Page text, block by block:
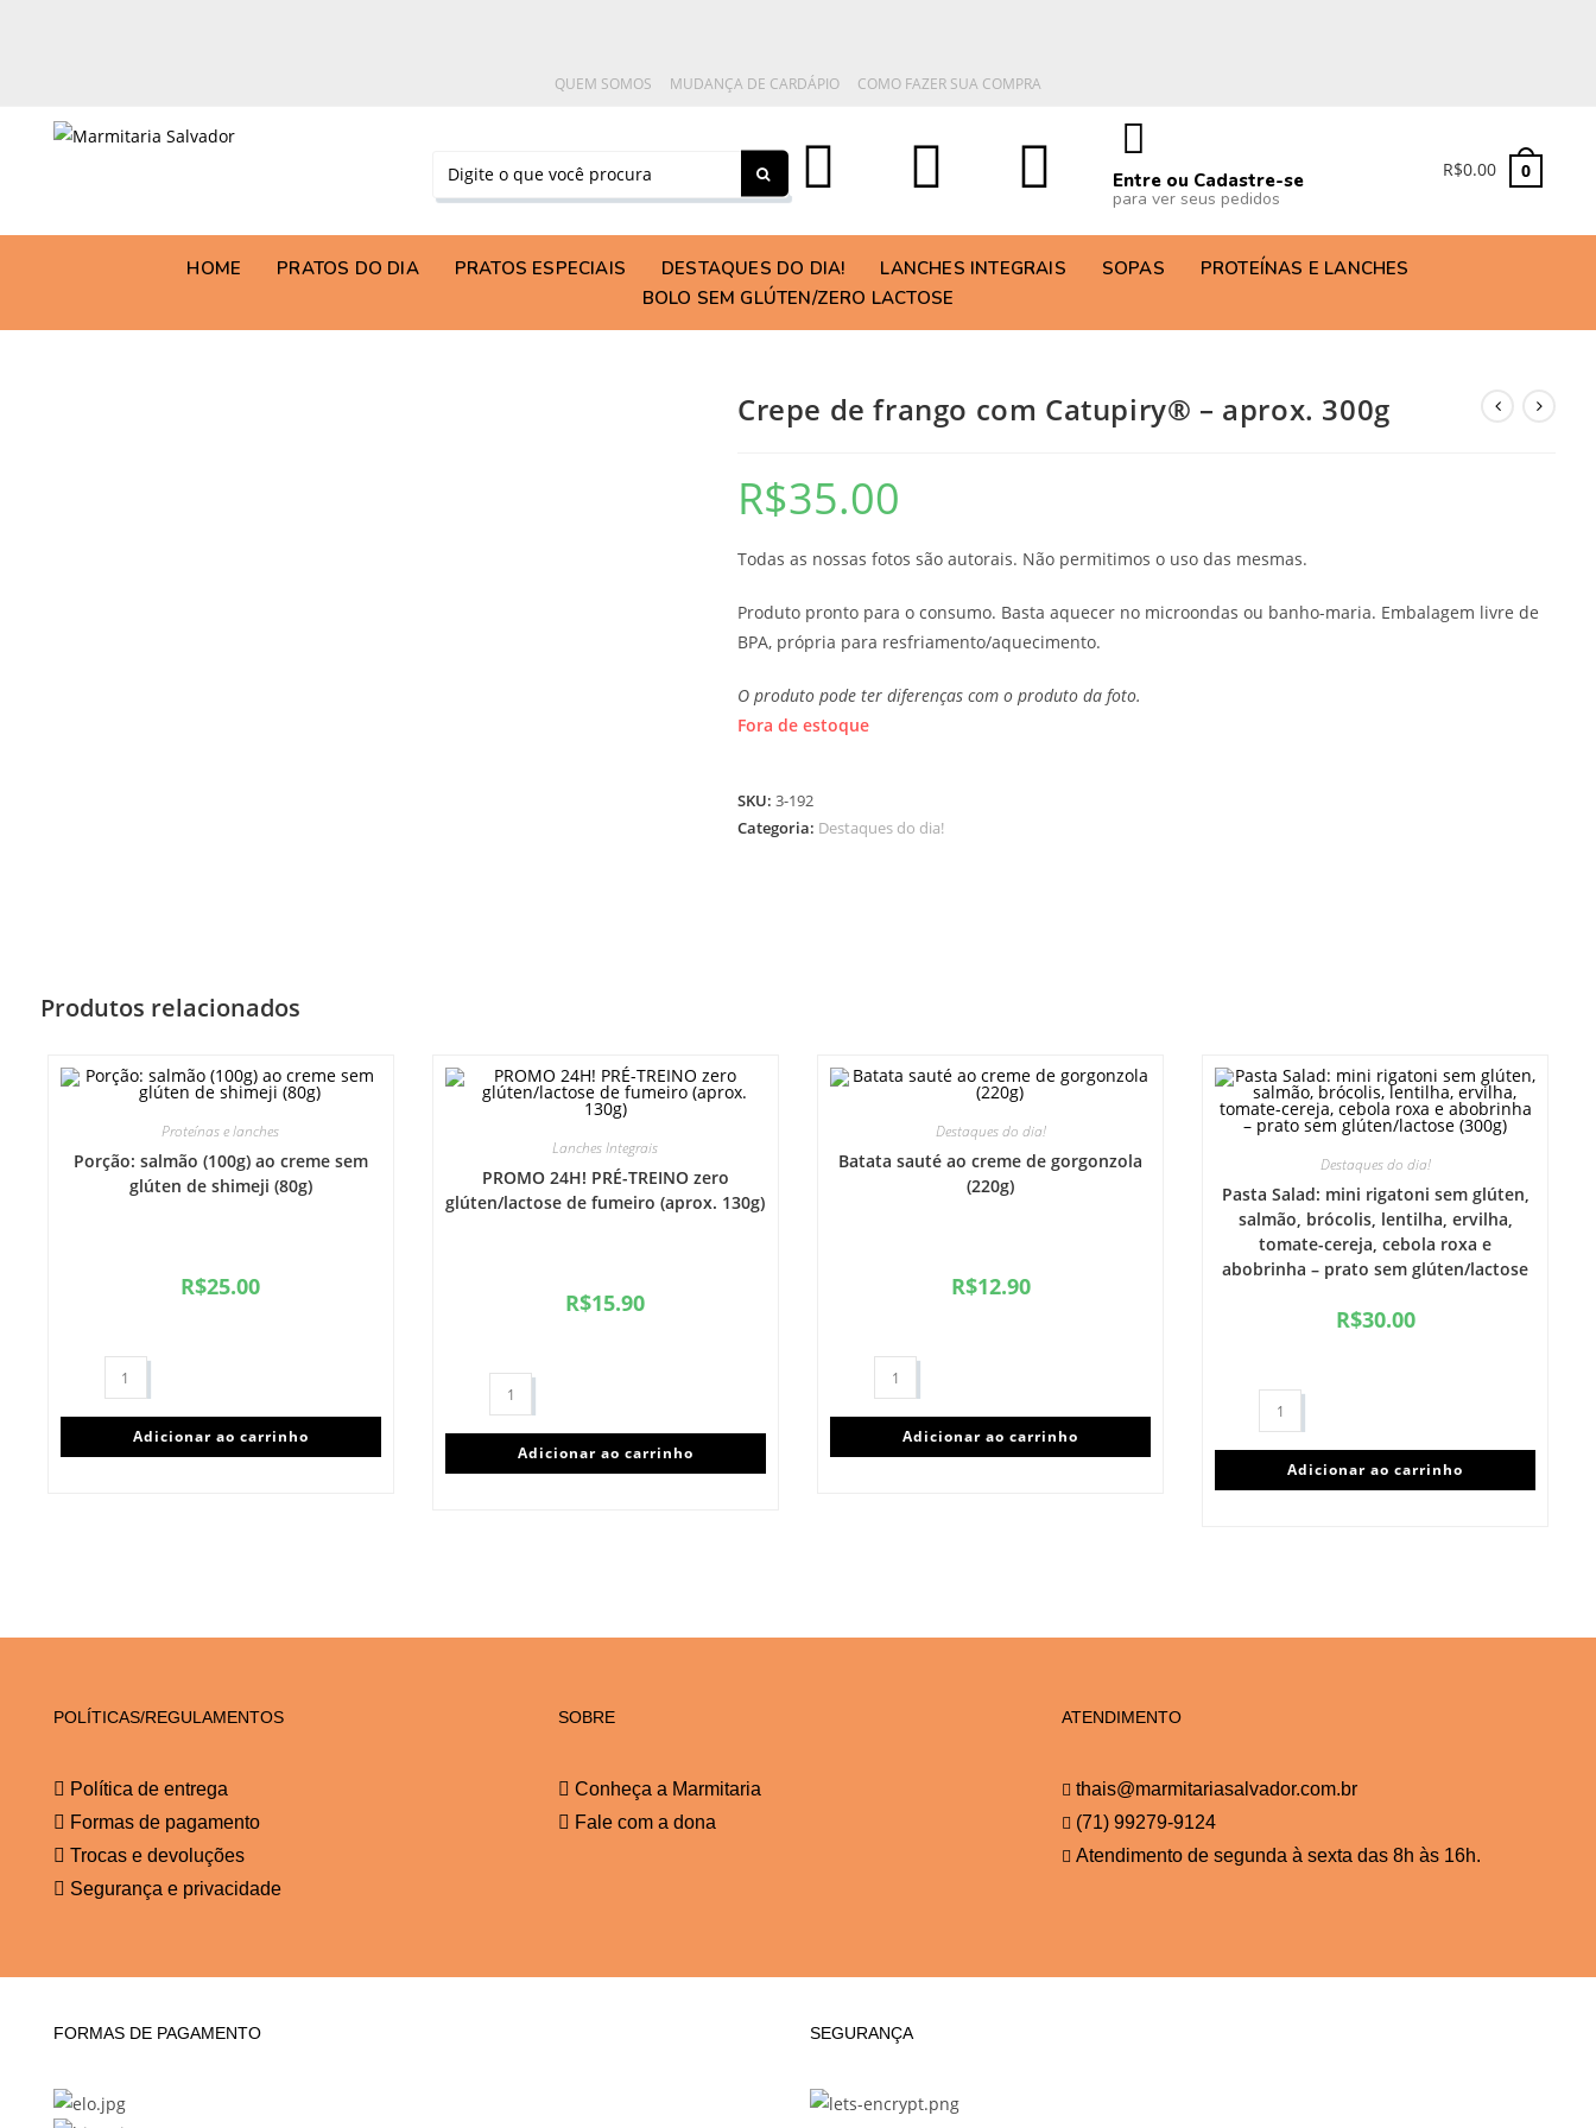
QUEM SOMOS MUDANÇA DE CARDÁPIO COMO FAZER SUA COMPRA
Entre ou Cadastre-se
para ver seus pedidos
R$0.00 0
HOME PRATOS DO DIA PRATOS ESPECIAIS DESTAQUES DO DIA! LANCHES INTEGRAIS SOPAS
PROTEÍNAS E LANCHES
BOLO SEM GLÚTEN/ZERO LACTOSE
Crepe de frango com Catupiry®️ – aprox. 300g
R$35.00
Todas as nossas fotos são autorais. Não permitimos o uso das mesmas.
Produto pronto para o consumo. Basta aquecer no microondas ou banho-maria. Embalagem livre de
BPA, própria para resfriamento/aquecimento.
O produto pode ter diferenças com o produto da foto.
Fora de estoque
SKU: 3-192
Categoria: Destaques do dia!
Produtos relacionados
Proteínas e lanches
Porção: salmão (100g) ao creme sem
glúten de shimeji (80g)
R$25.00
Adicionar ao carrinho
Lanches Integrais
PROMO 24H! PRÉ-TREINO zero
glúten/lactose de fumeiro (aprox. 130g)
R$15.90
Adicionar ao carrinho
Destaques do dia!
Batata sauté ao creme de gorgonzola
(220g)
R$12.90
Adicionar ao carrinho
Destaques do dia!
Pasta Salad: mini rigatoni sem glúten,
salmão, brócolis, lentilha, ervilha,
tomate-cereja, cebola roxa e
abobrinha – prato sem glúten/lactose
R$30.00
Adicionar ao carrinho
POLÍTICAS/REGULAMENTOS
Política de entrega
Formas de pagamento
Trocas e devoluções
Segurança e privacidade
SOBRE
Conheça a Marmitaria
Fale com a dona
ATENDIMENTO
thais@marmitariasalvador.com.br
(71) 99279-9124
Atendimento de segunda à sexta das 8h às 16h.
FORMAS DE PAGAMENTO SEGURANÇA